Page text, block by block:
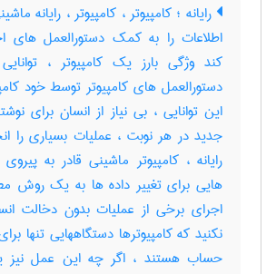
رایانه ؛ کامپیوتر ، کامپیوتر ، رایانه
اطلاعات را به کمک دستورالعمل های
کند وژگی بارز یک کامپیوتر ،
دستورالعمل های کامپیوتر توسط خود
این توانایی ، بی نیاز از انسان برای
جدید در هر نوبت ، عملیات بسیاری را
رایانه ، کامپیوتر ماشینی قادر به
هایی برای تغییر داده ها به یک روش
اجرای برخی از عملیات بدون دخالت
نکنید که کامپیوترها دستگاههایی تنها
حساب هستند ، اگر چه این عمل نیز